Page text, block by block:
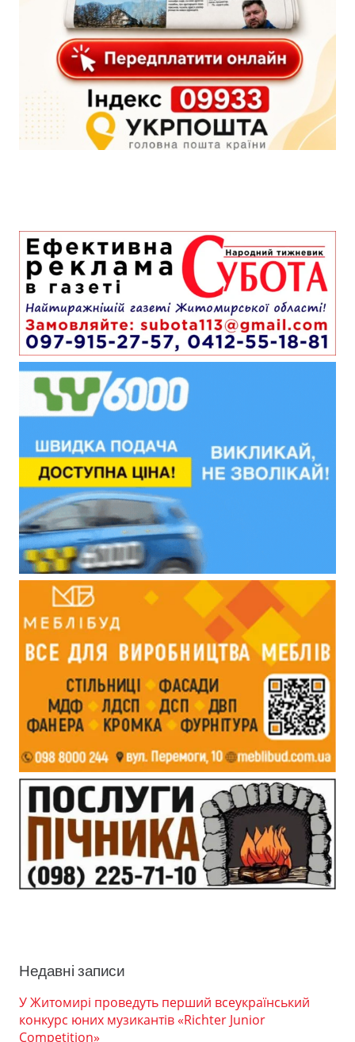
Недавні записи
У Житомирі проведуть перший всеукраїнський
конкурс юних музикантів «Richter Junior
Competition»